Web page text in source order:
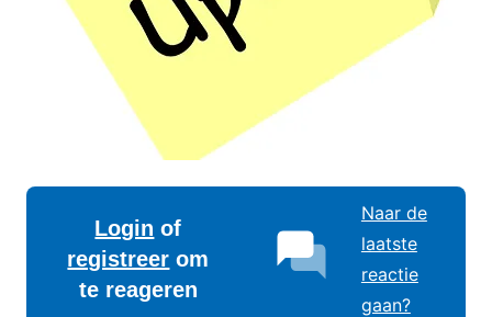
Login of
registreer om
te reageren
Naar de
laatste
reactie
gaan?